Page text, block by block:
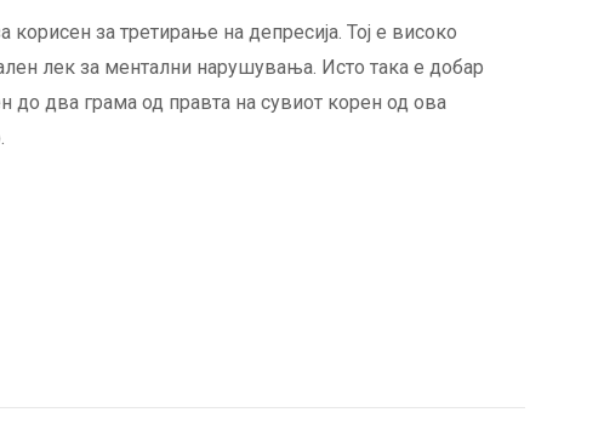
корисен за третирање на депресија. Тој е високо
лек за ментални нарушувања. Исто така е добар
до два грама од правта на сувиот корен од ова